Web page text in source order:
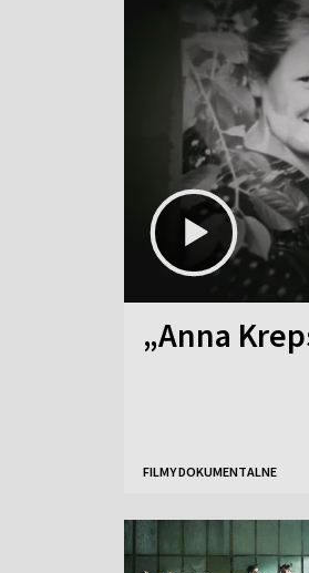
„Anna
FILMY DOKUMENTALNE